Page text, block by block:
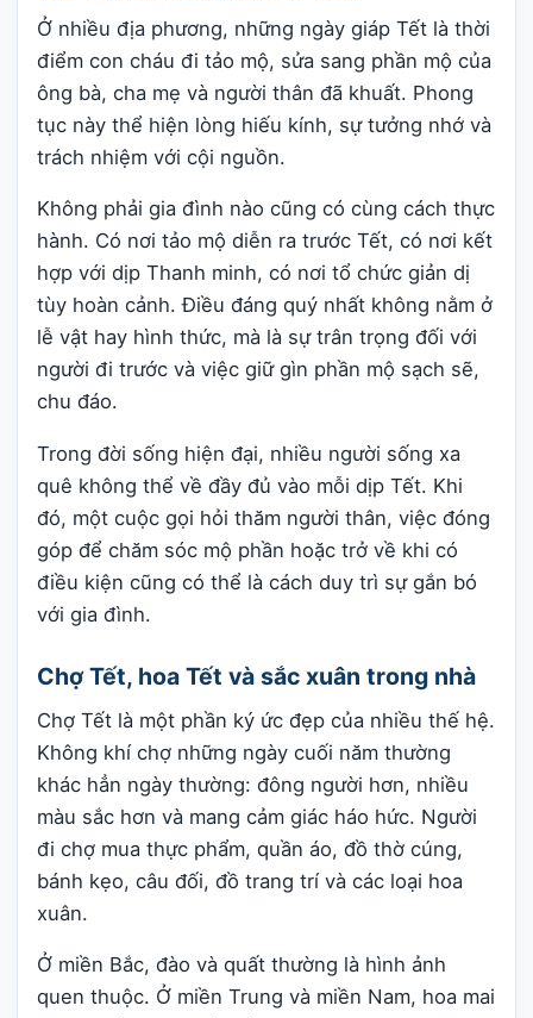
Ở nhiều địa phương, những ngày giáp Tết là thời
điểm con cháu đi tảo mộ, sửa sang phần mộ của
ông bà, cha mẹ và người thân đã khuất. Phong
tục này thể hiện lòng hiếu kính, sự tưởng nhớ và
trách nhiệm với cội nguồn.
Không phải gia đình nào cũng có cùng cách thực
hành. Có nơi tảo mộ diễn ra trước Tết, có nơi kết
hợp với dịp Thanh minh, có nơi tổ chức giản dị
tùy hoàn cảnh. Điều đáng quý nhất không nằm ở
lễ vật hay hình thức, mà là sự trân trọng đối với
người đi trước và việc giữ gìn phần mộ sạch sẽ,
chu đáo.
Trong đời sống hiện đại, nhiều người sống xa
quê không thể về đầy đủ vào mỗi dịp Tết. Khi
đó, một cuộc gọi hỏi thăm người thân, việc đóng
góp để chăm sóc mộ phần hoặc trở về khi có
điều kiện cũng có thể là cách duy trì sự gắn bó
với gia đình.
Chợ Tết, hoa Tết và sắc xuân trong nhà
Chợ Tết là một phần ký ức đẹp của nhiều thế hệ.
Không khí chợ những ngày cuối năm thường
khác hẳn ngày thường: đông người hơn, nhiều
màu sắc hơn và mang cảm giác háo hức. Người
đi chợ mua thực phẩm, quần áo, đồ thờ cúng,
bánh kẹo, câu đối, đồ trang trí và các loại hoa
xuân.
Ở miền Bắc, đào và quất thường là hình ảnh
quen thuộc. Ở miền Trung và miền Nam, hoa mai